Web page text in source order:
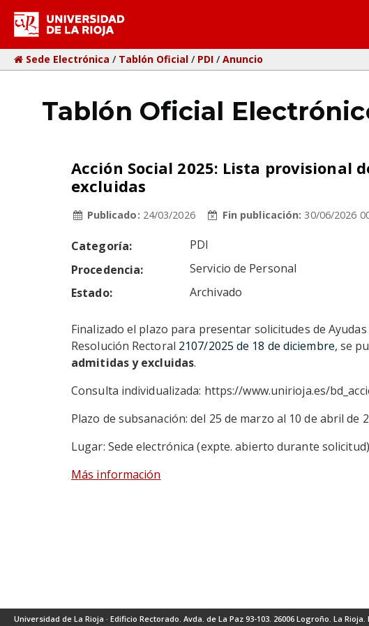
Sede Electrónica / Tablón Oficial / PDI /Anuncio
Tablón Oficial
Acción Social 2025: Lista provisional
excluidas
Publicado: 24/03/2026 Fin publicación: 30/06/2026
Categoría
PDI
Procedencia
Servicio de Personal
Estado
Archivado
Finalizado el plazo para presentar solicitudes de
Resolución Rectoral 2107/2025 de 18 de diciembre, se
admitidas y excluidas.
Consulta individualizada: https://www.unirioja.es/
Plazo de subsanación: del 25 de marzo al 10 de abril de
Lugar: Sede electrónica (expte. abierto durante
Más información
Universidad de La Rioja · Edificio Rectorado. Avda. de La Paz 93-103. 26006 Logroño. La Rioja.